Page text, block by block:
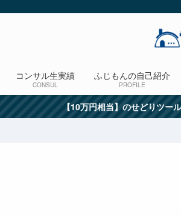
コンサル生実績
CONSUL
ふじもんの自己紹介
PROFILE
【10万円相当】のせどりツー